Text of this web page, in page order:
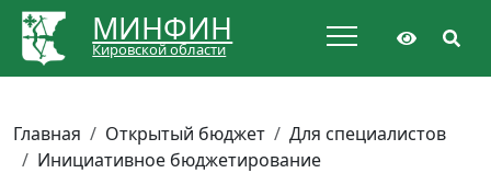
МИНФИН
Кировской области
Главная Открытый бюджет
Для специалистов
Инициативное бюджетирование